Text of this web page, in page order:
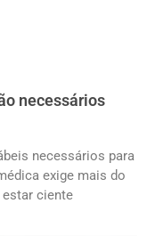
necessários
necessários para
exige mais do
estar ciente